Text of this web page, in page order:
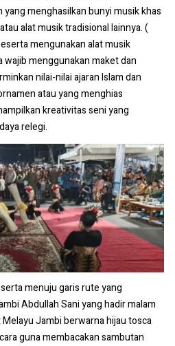
menghasilkan bunyi musik khas
alat musik tradisional lainnya. (
mengunakan alat musik
menggunakan maket dan
nilai-nilai ajaran Islam dan
atau yang menghias
kreativitas seni yang
relegi.
menuju garis rute yang
Abdullah Sani yang hadir malam
Jambi berwarna hijau tosca
guna membacakan sambutan